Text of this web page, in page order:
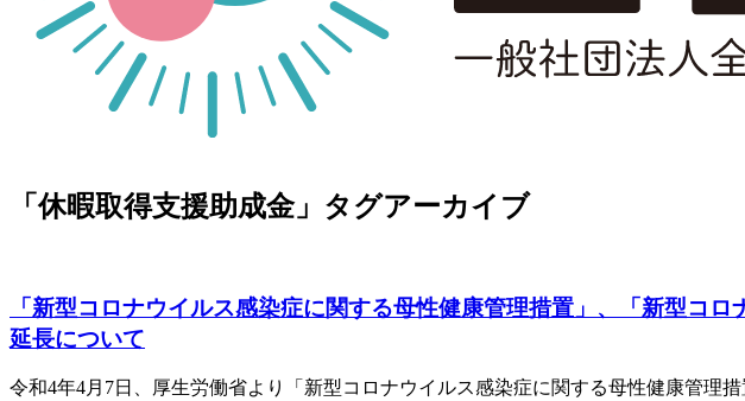
「休暇取得支援助成金」タグアーカイブ
「新型コロナウイルス感染症に関する母性健康管理措置」、「新型コ
延長について
令和4年4月7日、厚生労働省より「新型コロナウイルス感染症に関する母性健康管理